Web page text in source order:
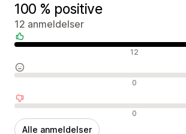
100 % positive
12 anmeldelser
12
0
0
Alle anmeldelser